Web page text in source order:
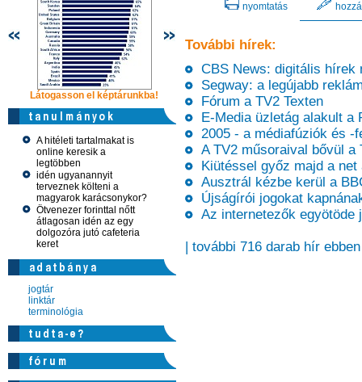
Látogasson el képtárunkba! Látogasson el képtárunkba! Látogasson
A hitéleti tartalmakat is
online keresik a
legtöbben
idén ugyanannyit
terveznek költeni a
magyarok karácsonykor?
Ötvenezer forinttal nőtt
átlagosan idén az egy
dolgozóra jutó cafeteria
keret
jogtár
linktár
terminológia
nyomtatás
További hírek:
CBS News: digitális hírek
Segway: a legújabb
Fórum a TV2 Texten
E-Media üzletág alakult a
2005 - a médiafúziók és -
A TV2 műsoraival bővül a
Kiütéssel győz majd a net
Ausztrál kézbe kerül a
Újságírói jogokat
Az internetezők egyötöde
| további 716 darab hír